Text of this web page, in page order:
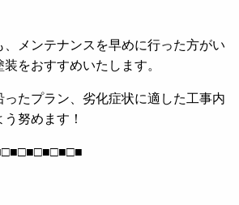
メンテナンスを早めに行った方がい
をおすすめいたします。
ったプラン、劣化症状に適した工事内
努めます！